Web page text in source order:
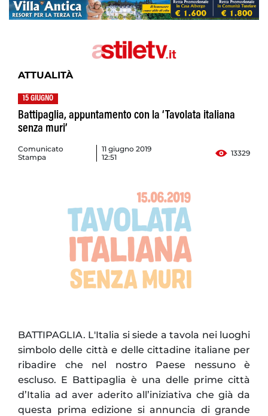
ATTUALITÀ
15 GIUGNO
Battipaglia, appuntamento con la ‘Tavolata italiana
senza muri’
Comunicato
Stampa
11 giugno 2019
12:51
13329
BATTIPAGLIA. L'Italia si siede a tavola nei luoghi
simbolo delle città e delle cittadine italiane per
ribadire che nel nostro Paese nessuno è
escluso. E Battipaglia è una delle prime città
d’Italia ad aver aderito all’iniziativa che già da
questa prima edizione si annuncia di grande